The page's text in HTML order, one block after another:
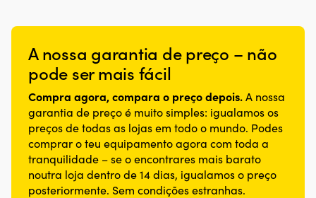
A nossa garantia de preço – não
pode ser mais fácil
Compra agora, compara o preço depois.A nossa
garantia de preço é muito simples: igualamos os
preços de todas as lojas em todo o mundo. Podes
comprar o teu equipamento agora com toda a
tranquilidade – se o encontrares mais barato
noutra loja dentro de 14 dias, igualamos o preço
posteriormente. Sem condições estranhas.